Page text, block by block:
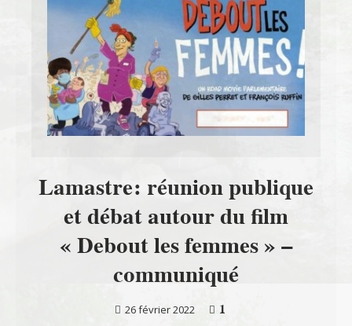
Lamastre: réunion publique
et débat autour du film
« Debout les femmes » –
communiqué
26 février 2022
1